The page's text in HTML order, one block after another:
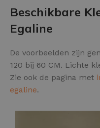
Beschikbare
Egaline
De voorbeelden zijn
120 bij 60 CM. Lichte
Zie ook de pagina met
egaline.